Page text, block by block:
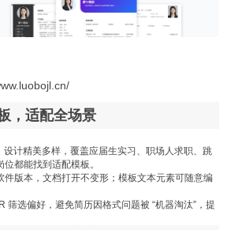
，适配全场景
设计精美多样，覆盖应届生实习、职场人求职、跳
都能找到适配模板。
件版本，文档打开不变形；模板文本元素可随意编
筛选偏好，避免简历因格式问题被 “机器淘汰”，提